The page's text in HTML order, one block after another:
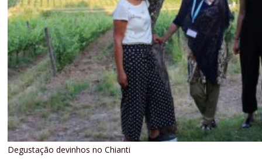
Degustação devinhos no Chianti